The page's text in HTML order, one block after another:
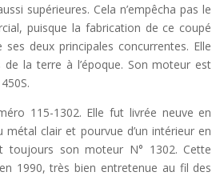
supérieures. Cela n’empêcha pas le
puisque la fabrication de ce coupé
deux principales concurrentes. Elle
la terre à l’époque. Son moteur est
115-1302. Elle fut livrée neuve en
métal clair et pourvue d’un intérieur en
toujours son moteur N° 1302. Cette
1990, très bien entretenue au fil des